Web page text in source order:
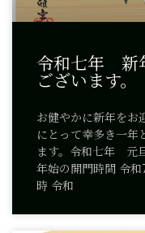
令和七年 新
ございます。
お健やかに新年をお
にとって幸多き一年
ます。令和七年 元
年始の開門時間 令
時 令和